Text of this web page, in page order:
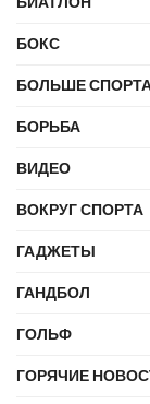
БОКС
БОЛЬШЕ
БОРЬБА
ВИДЕО
ВОКРУГ СПОРТА
ГАДЖЕТЫ
ГАНДБОЛ
ГОЛЬФ
ГОРЯЧИЕ